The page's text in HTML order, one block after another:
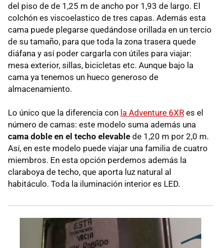
del piso de de 1,25 m de ancho por 1,93 de largo. El
colchón es viscoelastico de tres capas. Además esta
cama puede plegarse quedándose orillada en un tercio
de su tamaño, para que toda la zona trasera quede
diáfana y así poder cargarla con útiles para viajar:
mesa exterior, sillas, bicicletas etc. Aunque bajo la
cama ya tenemos un hueco generoso de
almacenamiento.
Lo único que la diferencia con la Adventure 6XR es el
número de camas: este modelo suma además una
cama doble en el techo elevable de 1,20 m por 2,0 m.
Así, en este modelo puede viajar una familia de cuatro
miembros. En esta opción perdemos además la
claraboya de techo, que aporta luz natural al
habitáculo. Toda la iluminación interior es LED.